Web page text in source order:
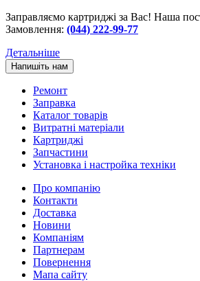
Заправляємо картриджі за Вас! Наша
Замовлення: (044) 222-99-77
Детальніше
Напишіть нам
Ремонт
Заправка
Каталог товарів
Витратні матеріали
Картриджі
Запчастини
Установка і настройка техніки
Про компанію
Контакти
Доставка
Новини
Компаніям
Партнерам
Повернення
Мапа сайту